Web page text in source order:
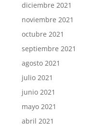
diciembre 2021
noviembre 2021
octubre 2021
septiembre 2021
agosto 2021
julio 2021
junio 2021
mayo 2021
abril 2021